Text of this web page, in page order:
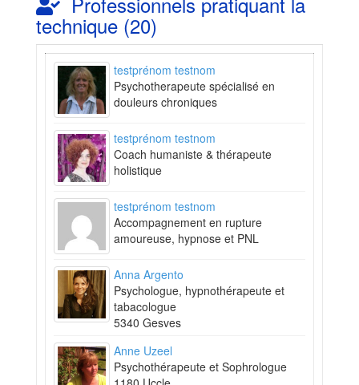
technique (20)
testprénom testnom
Psychotherapeute spécialisé en
douleurs chroniques
testprénom testnom
Coach humaniste & thérapeute
holistique
testprénom testnom
Accompagnement en rupture
amoureuse, hypnose et PNL
Anna Argento
Psychologue, hypnothérapeute et
tabacologue
5340 Gesves
Anne Uzeel
Psychothérapeute et Sophrologue